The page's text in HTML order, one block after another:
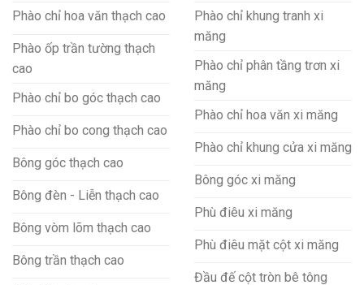
Phào chỉ hoa văn thạch cao
Phào ốp trần tường thạch
cao
Phào chỉ bo góc thạch cao
Phào chỉ bo cong thạch cao
Bông góc thạch cao
Bông đèn - Liễn thạch cao
Bông vòm lõm thạch cao
Bông trần thạch cao
Phào chỉ khung tranh xi
măng
Phào chỉ phân tầng trơn xi
măng
Phào chỉ hoa văn xi măng
Phào chỉ khung cửa xi măng
Bông góc xi măng
Phù điêu xi măng
Phù điêu mặt cột xi măng
Đầu đế cột tròn bê tông